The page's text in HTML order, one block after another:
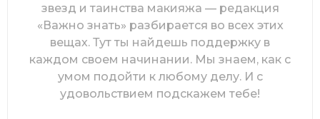
звезд и таинства макияжа — редакция
«Важно знать» разбирается во всех этих
вещах. Тут ты найдешь поддержку в
каждом своем начинании. Мы знаем, как с
умом подойти к любому делу. И с
удовольствием подскажем тебе!